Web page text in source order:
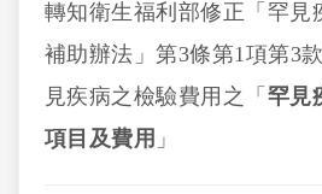
轉知衛生福利部修正「罕見
補助辦法」第3條第1項第3
見疾病之檢驗費用之「 罕見
項目及費用 」